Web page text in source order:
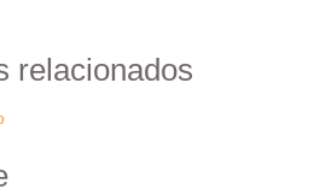
relacionados